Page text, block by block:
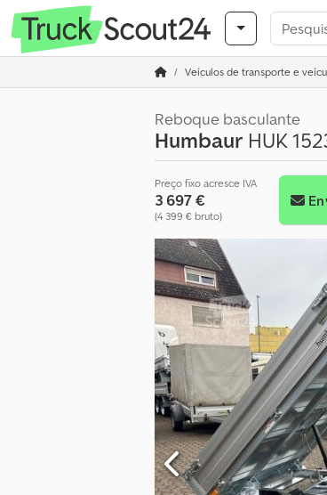
Veículos de transporte e
Reboque basculante
Humbaur HUK
Preço fixo acresce IVA
3 697 €
(4 399 € bruto)